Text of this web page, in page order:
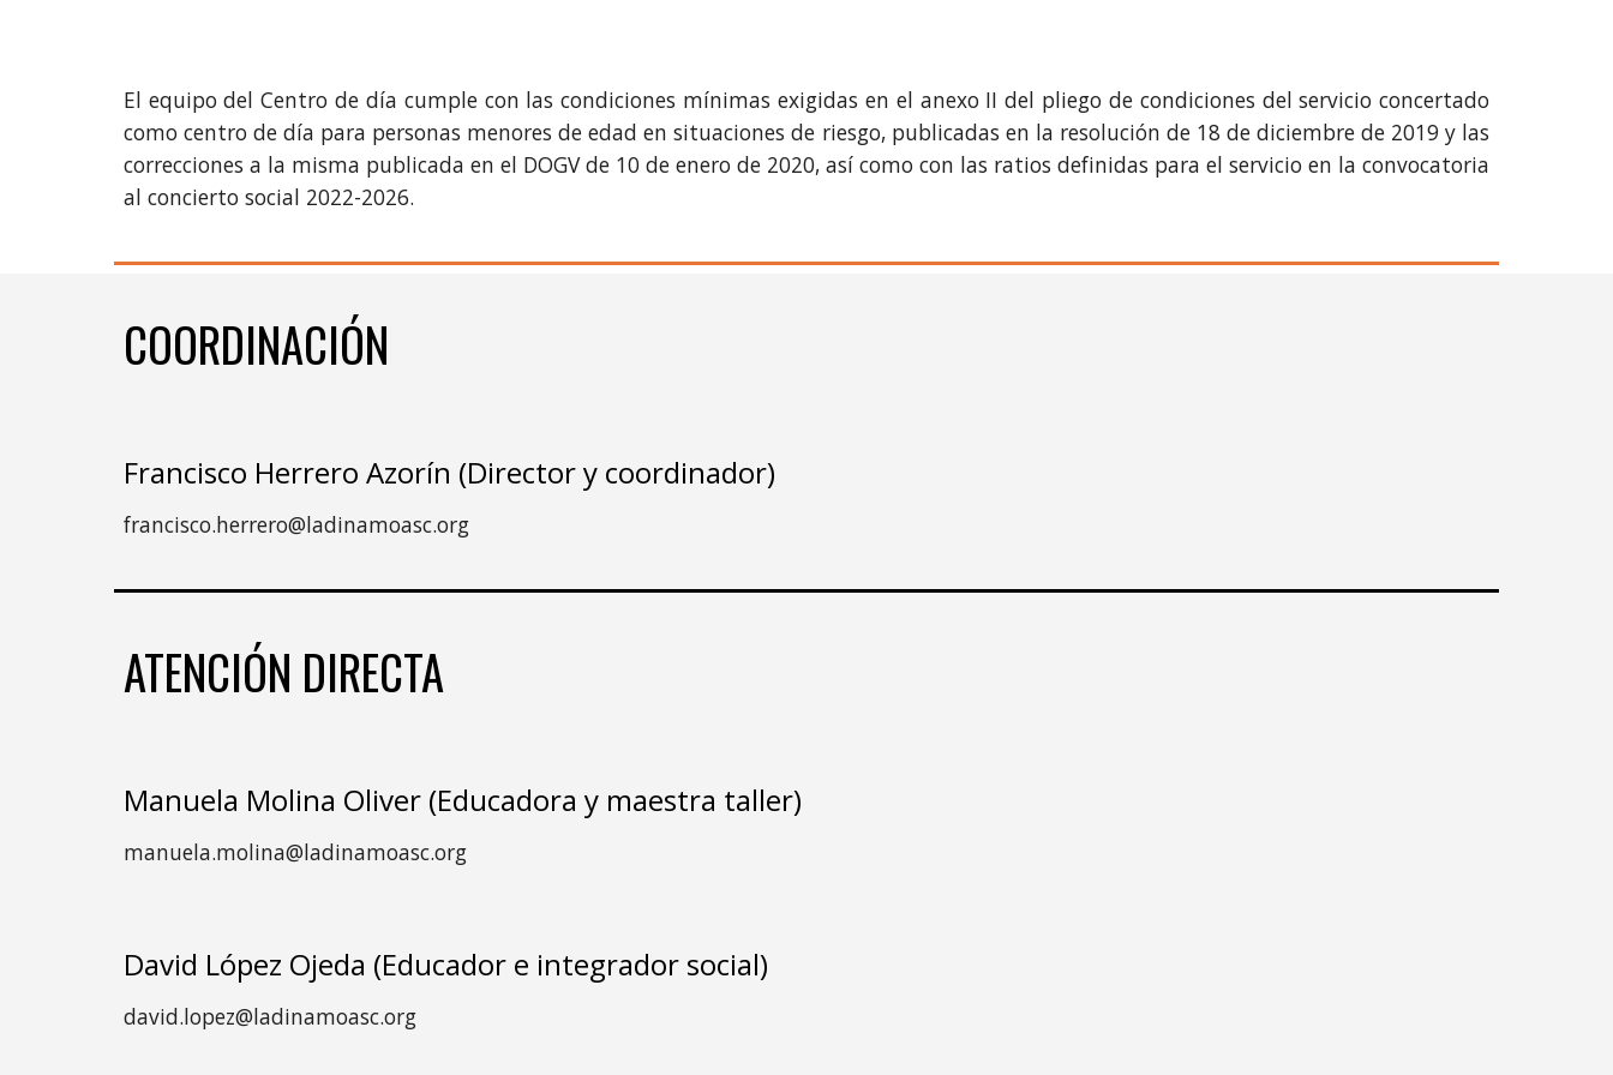
El equipo del Centro de día cumple con las condiciones mínimas exigidas en el anexo II del pliego de condiciones del servicio concertado
como centro de día para personas menores de edad en situaciones de riesgo, publicadas en la resolución de 18 de diciembre de 2019 y las
correcciones a la misma publicada en el DOGV de 10 de enero de 2020, así como con las ratios definidas para el servicio en la convocatoria
al concierto social 2022-2026.
COORDINACIÓN
Francisco Herrero Azorín (Director y coordinador)
francisco.herrero@ladinamoasc.org
ATENCIÓN DIRECTA
Manuela Molina Oliver (Educadora y maestra taller)
manuela.molina@ladinamoasc.org
David López Ojeda (Educador e integrador social)
david.lopez@ladinamoasc.org